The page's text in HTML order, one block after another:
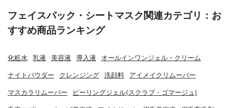
フェイスパック・シートマスク関連カテゴリ：お
すすめ商品ランキング
化粧水 乳液 美容液 導入液 オールインワンジェル・クリーム
ナイトパウダー クレンジング 洗顔料 アイメイクリムーバー
マスカラリムーバー ピーリングジェル(スクラブ・ゴマージュ)